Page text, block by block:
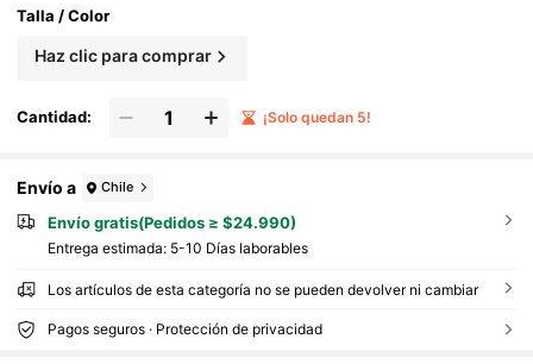
Talla / Color
Haz clic para comprar
Cantidad: ¡Solo quedan 5!
Envío a Chile
Envío gratis(Pedidos ≥ $24.990)
Entrega estimada: 5-10 Días laborables
Los artículos de esta categoría no se pueden devolver ni cambiar
Pagos seguros · Protección de privacidad